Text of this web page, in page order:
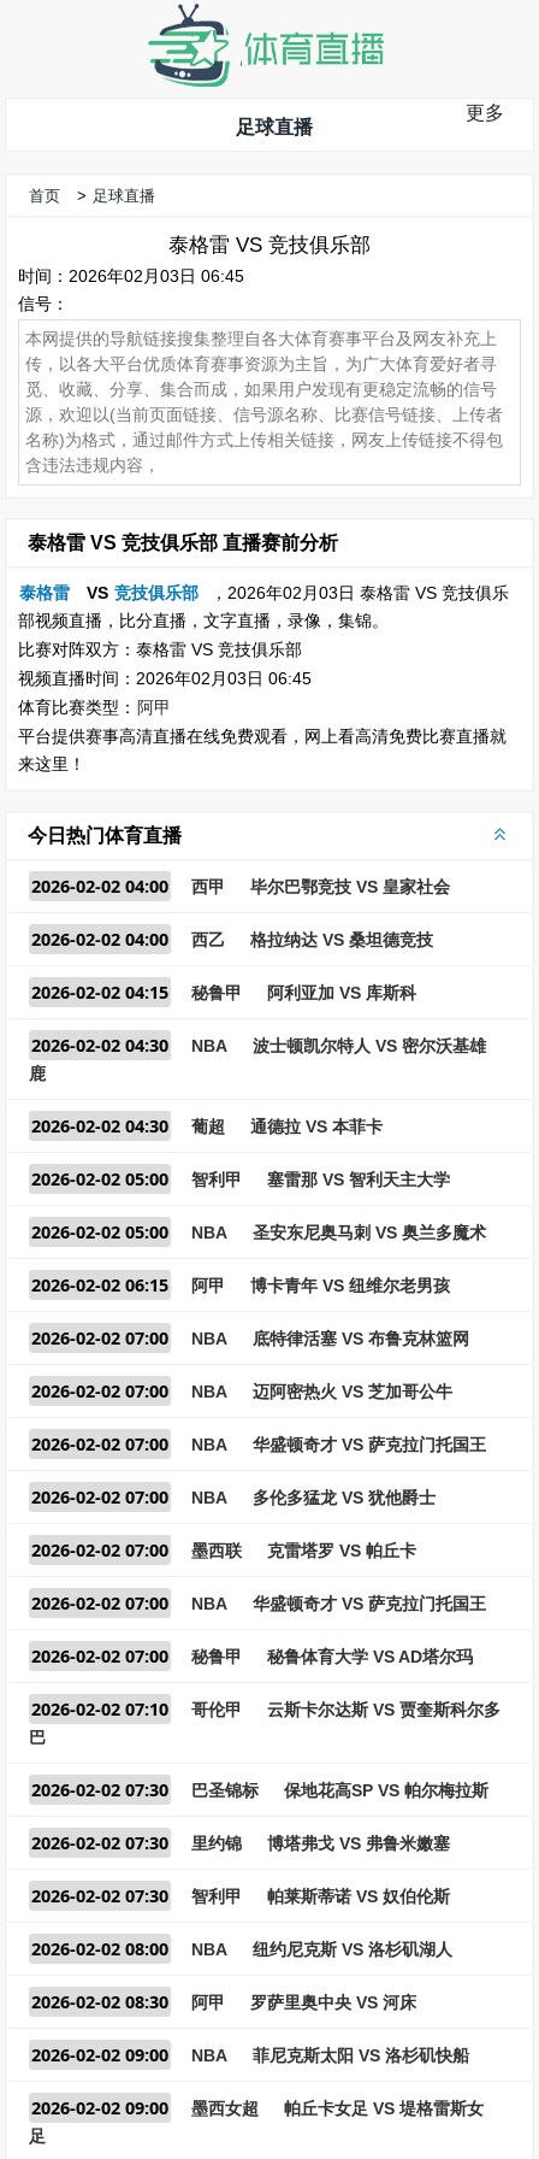
足球直播
更多
首页 > 足球直播
泰格雷 VS 竞技俱乐部
时间：2026年02月03日 06:45
信号：
本网提供的导航链接搜集整理自各大体育赛事平台及网友补充上
传，以各大平台优质体育赛事资源为主旨，为广大体育爱好者寻
觅、收藏、分享、集合而成，如果用户发现有更稳定流畅的信号
源，欢迎以(当前页面链接、信号源名称、比赛信号链接、上传者
名称)为格式，通过邮件方式上传相关链接，网友上传链接不得包
含违法违规内容，
泰格雷 VS 竞技俱乐部 直播赛前分析
泰格雷 VS 竞技俱乐部
，2026年02月03日 泰格雷 VS 竞技俱乐
部视频直播，比分直播，文字直播，录像，集锦。
比赛对阵双方：泰格雷 VS 竞技俱乐部
视频直播时间：2026年02月03日 06:45
体育比赛类型： 阿甲
平台提供赛事高清直播在线免费观看，网上看高清免费比赛直播就
来这里！
今日热门体育直播
2026-02-02 04:00 西甲 毕尔巴鄂竞技 VS 皇家社会
2026-02-02 04:00 西乙 格拉纳达 VS 桑坦德竞技
2026-02-02 04:15 秘鲁甲 阿利亚加 VS 库斯科
2026-02-02 04:30 NBA
波士顿凯尔特人 VS 密尔沃基雄
鹿
2026-02-02 04:30 葡超 通德拉 VS 本菲卡
2026-02-02 05:00 智利甲 塞雷那 VS 智利天主大学
2026-02-02 05:00 NBA 圣安东尼奥马刺 VS 奥兰多魔术
2026-02-02 06:15 阿甲 博卡青年 VS 纽维尔老男孩
2026-02-02 07:00 NBA 底特律活塞 VS 布鲁克林篮网
2026-02-02 07:00 NBA 迈阿密热火 VS 芝加哥公牛
2026-02-02 07:00 NBA 华盛顿奇才 VS 萨克拉门托国王
2026-02-02 07:00 NBA 多伦多猛龙 VS 犹他爵士
2026-02-02 07:00 墨西联 克雷塔罗 VS 帕丘卡
2026-02-02 07:00 NBA 华盛顿奇才 VS 萨克拉门托国王
2026-02-02 07:00 秘鲁甲 秘鲁体育大学 VS AD塔尔玛
2026-02-02 07:10 哥伦甲
云斯卡尔达斯 VS 贾奎斯科尔多
巴
2026-02-02 07:30 巴圣锦标 保地花高SP VS 帕尔梅拉斯
2026-02-02 07:30 里约锦 博塔弗戈 VS 弗鲁米嫩塞
2026-02-02 07:30 智利甲 帕莱斯蒂诺 VS 奴伯伦斯
2026-02-02 08:00 NBA 纽约尼克斯 VS 洛杉矶湖人
2026-02-02 08:30 阿甲 罗萨里奥中央 VS 河床
2026-02-02 09:00 NBA 菲尼克斯太阳 VS 洛杉矶快船
2026-02-02 09:00 墨西女超
帕丘卡女足 VS 堤格雷斯女
足